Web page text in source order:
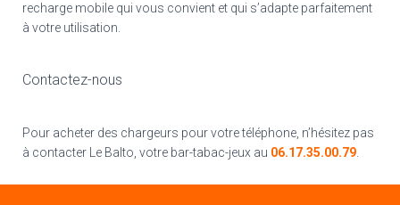
recharge mobile qui vous convient et qui s’adapte parfaitement
à votre utilisation.
Contactez-nous
Pour acheter des chargeurs pour votre téléphone, n’hésitez pas
à contacter Le Balto, votre bar-tabac-jeux au 06.17.35.00.79.